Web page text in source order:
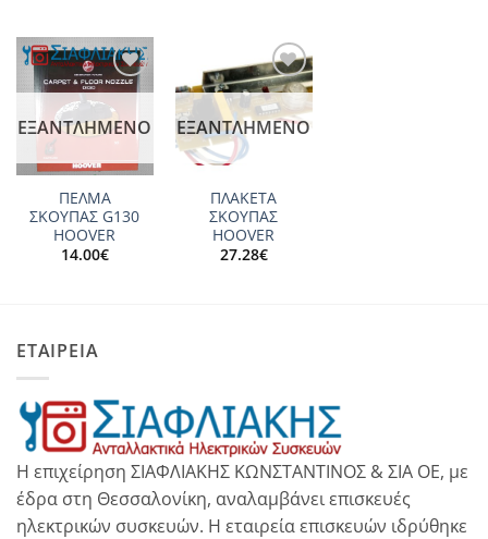
Add to
wishlist
ΕΞΑΝΤΛΗΜΈΝΟ
ΠΕΛΜΑ
ΣΚΟΥΠΑΣ G130
HOOVER
14.00€
Add to
wishlist
ΕΞΑΝΤΛΗΜΈΝΟ
ΠΛΑΚΕΤΑ
ΣΚΟΥΠΑΣ
HOOVER
27.28€
ΕΤΑΙΡΕΙΑ
Η επιχείρηση ΣΙΑΦΛΙΑΚΗΣ ΚΩΝΣΤΑΝΤΙΝΟΣ & ΣΙΑ ΟΕ, με
έδρα στη Θεσσαλονίκη, αναλαμβάνει επισκευές
ηλεκτρικών συσκευών. Η εταιρεία επισκευών ιδρύθηκε